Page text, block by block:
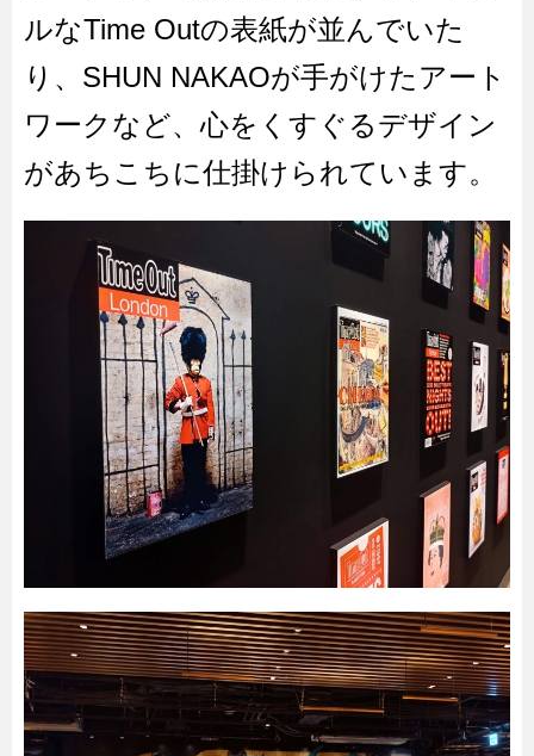
ルなTime Outの表紙が並んでいた
り、SHUN NAKAOが手がけたアート
ワークなど、心をくすぐるデザイン
があちこちに仕掛けられています。